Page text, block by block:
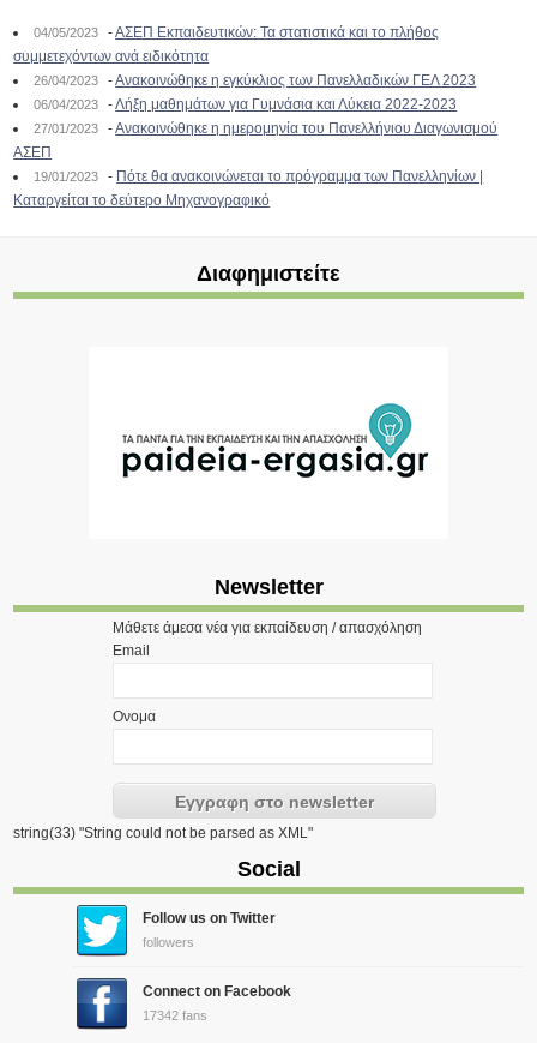
04/05/2023 -ΑΣΕΠ Εκπαιδευτικών: Τα στατιστικά και το πλήθος
συμμετεχόντων ανά ειδικότητα
26/04/2023 -Ανακοινώθηκε η εγκύκλιος των Πανελλαδικών ΓΕΛ 2023
06/04/2023 -Λήξη μαθημάτων για Γυμνάσια και Λύκεια 2022-2023
27/01/2023 -Ανακοινώθηκε η ημερομηνία του Πανελλήνιου Διαγωνισμού
ΑΣΕΠ
19/01/2023 - Πότε θα ανακοινώνεται το πρόγραμμα των Πανελληνίων |
Καταργείται το δεύτερο Μηχανογραφικό
Διαφημιστείτε
Newsletter
Μάθετε άμεσα νέα για εκπαίδευση / απασχόληση
Email
Ονομα
string(33) "String could not be parsed as XML"
Social
Follow us on Twitter
followers
Connect on Facebook
17342 fans